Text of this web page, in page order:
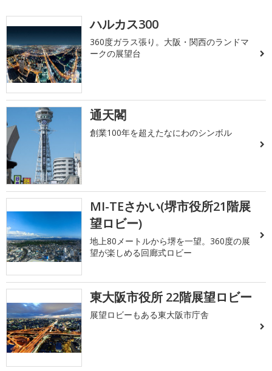
ハルカス300
360度ガラス張り。大阪・関西のランドマ
ークの展望台
通天閣
創業100年を超えたなにわのシンボル
MI-TEさかい(堺市役所21階展
望ロビー)
地上80メートルから堺を一望。360度の展
望が楽しめる回廊式ロビー
東大阪市役所 22階展望ロビー
展望ロビーもある東大阪市庁舎